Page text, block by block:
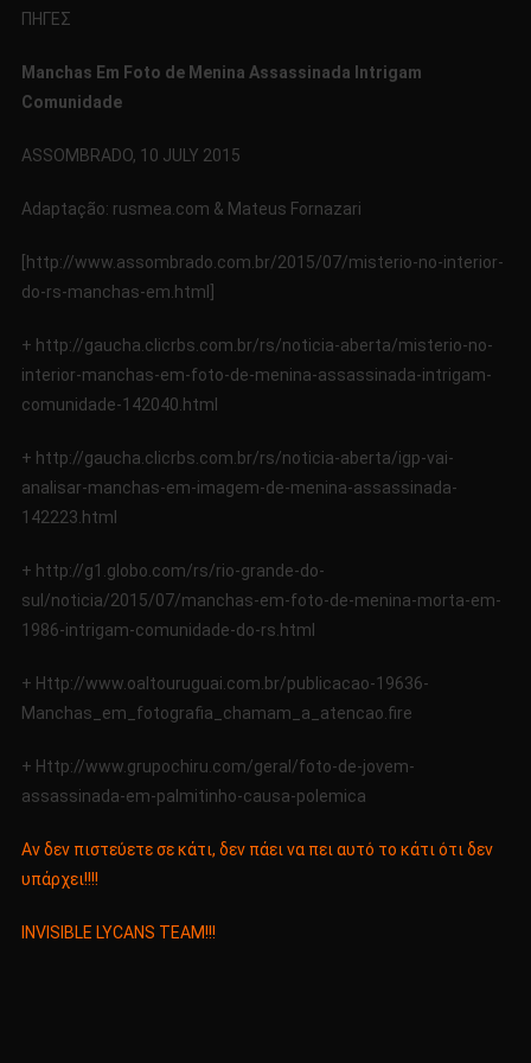
ΠΗΓΕΣ
Manchas Em Foto de Menina Assassinada Intrigam
Comunidade
ASSOMBRADO, 10 JULY 2015
Adaptação: rusmea.com & Mateus Fornazari
[http://www.assombrado.com.br/2015/07/misterio-no-interior-
do-rs-manchas-em.html]
+ http://gaucha.clicrbs.com.br/rs/noticia-aberta/misterio-no-
interior-manchas-em-foto-de-menina-assassinada-intrigam-
comunidade-142040.html
+ http://gaucha.clicrbs.com.br/rs/noticia-aberta/igp-vai-
analisar-manchas-em-imagem-de-menina-assassinada-
142223.html
+ http://g1.globo.com/rs/rio-grande-do-
sul/noticia/2015/07/manchas-em-foto-de-menina-morta-em-
1986-intrigam-comunidade-do-rs.html
+ Http://www.oaltouruguai.com.br/publicacao-19636-
Manchas_em_fotografia_chamam_a_atencao.fire
+ Http://www.grupochiru.com/geral/foto-de-jovem-
assassinada-em-palmitinho-causa-polemica
Αν δεν πιστεύετε σε κάτι, δεν πάει να πει αυτό το κάτι ότι δεν
υπάρχει!!!!
INVISIBLE LYCANS TEAM!!!